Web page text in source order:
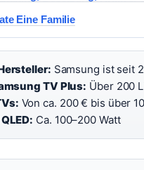
Eine Familie
Samsung ist seit
TV Plus: Über 200
Von ca. 200 € bis über
Ca. 100–200 Watt